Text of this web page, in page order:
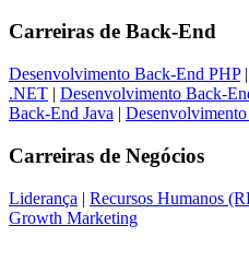
Carreiras de Back-End
Desenvolvimento Back-End PHP|
.NET | Desenvolvimento Back-
Back-End Java |
Carreiras de Negócios
Liderança | Recursos Humanos
Growth Marketing